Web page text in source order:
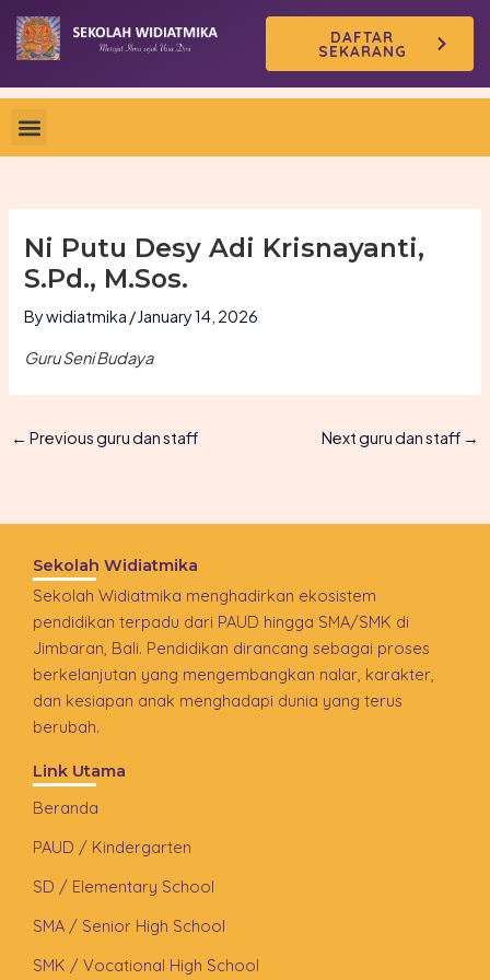
Skip
content
DAFTAR
SEKARANG
Ni Putu Desy Adi Krisnayanti,
S.Pd., M.Sos.
Bywidiatmika /January 14, 2026
Guru Seni Budaya
← Previous guru dan staff Next guru dan staff →
Sekolah Widiatmika
Sekolah Widiatmika menghadirkan ekosistem
pendidikan terpadu dari PAUD hingga SMA/SMK di
Jimbaran, Bali. Pendidikan dirancang sebagai proses
berkelanjutan yang mengembangkan nalar, karakter,
dan kesiapan anak menghadapi dunia yang terus
berubah.
Link Utama
Beranda
PAUD / Kindergarten
SD / Elementary School
SMA / Senior High School
SMK / Vocational High School